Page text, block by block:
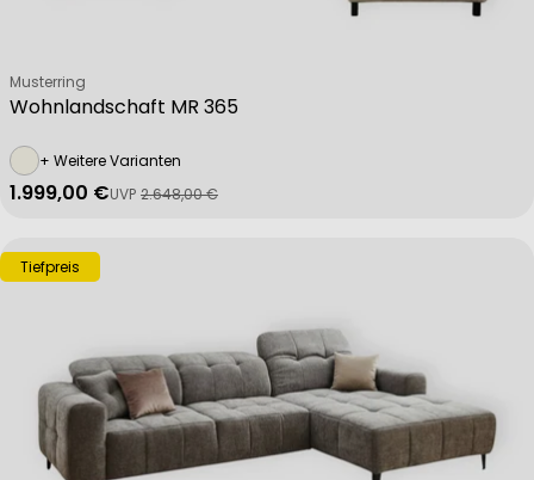
Wohnlandschaft MR 365
Verkäufer:
Musterring
+ Weitere Varianten
Verkaufspreis
1.999,00 €
Regulärer Preis
UVP 2.648,00 €
Tiefpreis